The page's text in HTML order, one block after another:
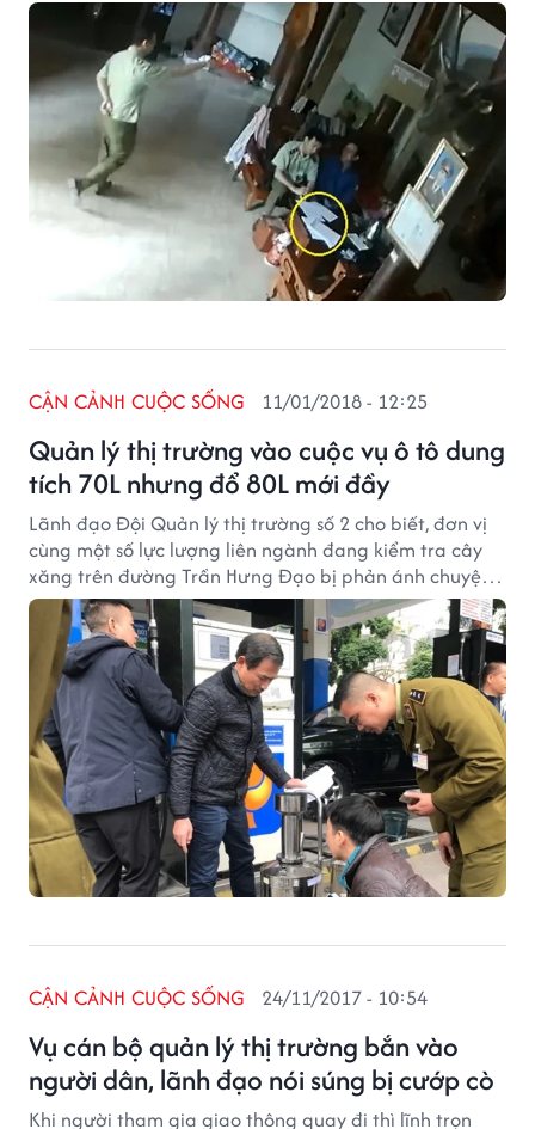
hành nghề bốc thuốc nam.
Quản lý thị trường vào cuộc vụ ô tô dung
tích 70L nhưng đổ 80L mới đầy
CẬN CẢNH CUỘC SỐNG 11/01/2018 - 12:25
Lãnh đạo Đội Quản lý thị trường số 2 cho biết, đơn vị
cùng một số lực lượng liên ngành đang kiểm tra cây
xăng trên đường Trần Hưng Đạo bị phản ánh chuyện
ô tô dung tích 70L nhưng phải đổ 80L mới đầy.
Vụ cán bộ quản lý thị trường bắn vào
người dân, lãnh đạo nói súng bị cướp cò
CẬN CẢNH CUỘC SỐNG 24/11/2017 - 10:54
Khi người tham gia giao thông quay đi thì lĩnh trọn